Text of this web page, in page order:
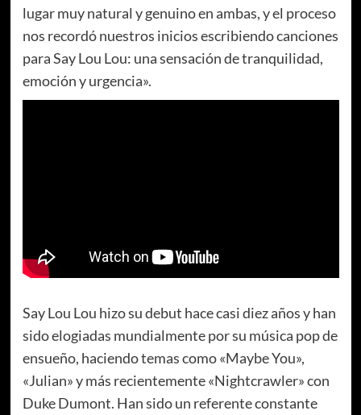
lugar muy natural y genuino en ambas, y el proceso
nos recordó nuestros inicios escribiendo canciones
para Say Lou Lou: una sensación de tranquilidad,
emoción y urgencia».
Say Lou Lou hizo su debut hace casi diez años y han
sido elogiadas mundialmente por su música pop de
ensueño, haciendo temas como «Maybe You»,
«Julian» y más recientemente «Nightcrawler» con
Duke Dumont. Han sido un referente constante